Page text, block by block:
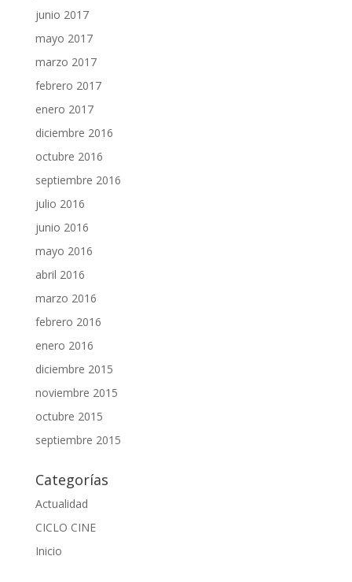
junio 2017
mayo 2017
marzo 2017
febrero 2017
enero 2017
diciembre 2016
octubre 2016
septiembre 2016
julio 2016
junio 2016
mayo 2016
abril 2016
marzo 2016
febrero 2016
enero 2016
diciembre 2015
noviembre 2015
octubre 2015
septiembre 2015
Categorías
Actualidad
CICLO CINE
Inicio